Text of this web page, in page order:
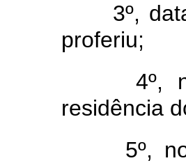
3º,
proferiu;
4º,
residência
5º,